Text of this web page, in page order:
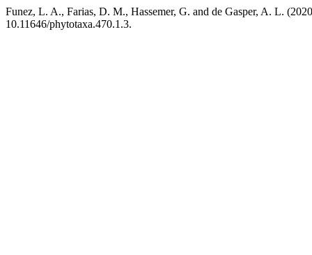
Funez, L. A., Farias, D. M., Hassemer, G. and de Gasper, A. L.
10.11646/phytotaxa.470.1.3.